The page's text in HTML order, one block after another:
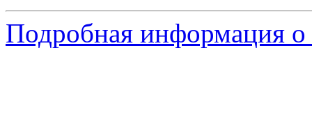
Подробная информация